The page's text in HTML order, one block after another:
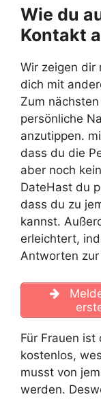
Wie du
Kontakt
Wir zeigen dir
dich mit
Zum
persönliche
anzutippen.
dass du die
aber noch
DateHast du
dass du zu
kannst.
erleichtert,
Antworten
Für Frauen
kostenlos,
musst von
werden.